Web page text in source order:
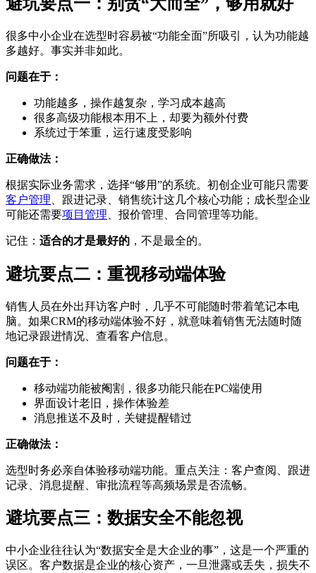
很多中小企业在选型时容易被“功能全面”所吸引，认为功能越
多越好。事实并非如此。
问题在于：
功能越多，操作越复杂，学习成本越高
很多高级功能根本用不上，却要为额外付费
系统过于笨重，运行速度受影响
正确做法：
根据实际业务需求，选择“够用”的系统。初创企业可能只需要
客户管理 、跟进记录、销售统计这几个核心功能；成长型企业
可能还需要项目管理 、报价管理、合同管理等功能。
记住： 适合的才是最好的 ，不是最全的。
避坑要点二：重视移动端体验
销售人员在外出拜访客户时，几乎不可能随时带着笔记本电
脑。如果CRM的移动端体验不好，就意味着销售无法随时随
地记录跟进情况、查看客户信息。
问题在于：
移动端功能被阉割，很多功能只能在PC端使用
界面设计老旧，操作体验差
消息推送不及时，关键提醒错过
正确做法：
选型时务必亲自体验移动端功能。重点关注：客户查阅、跟进
记录、消息提醒、审批流程等高频场景是否流畅。
避坑要点三：数据安全不能忽视
中小企业往往认为“数据安全是大企业的事”，这是一个严重的
误区。客户数据是企业的核心资产，一旦泄露或丢失，损失不